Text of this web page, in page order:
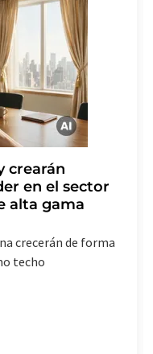
correo
anular la
crearán
en el sector
alta gama
crecerán de forma
techo